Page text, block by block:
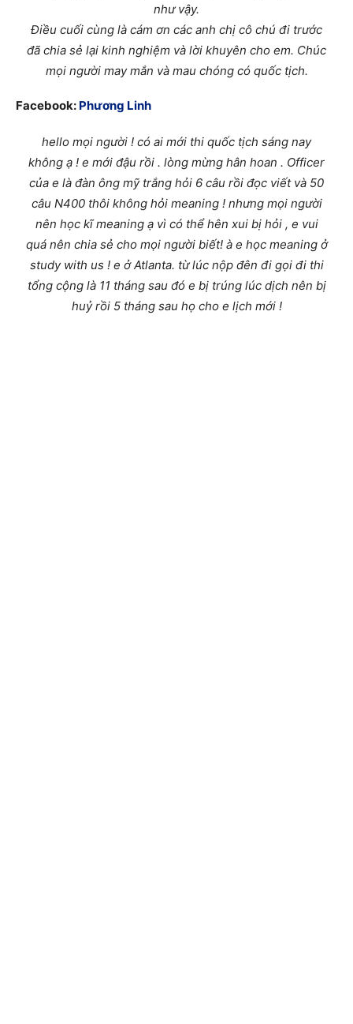
như vậy.
Điều cuối cùng là cám ơn các anh chị cô chú đi trước
đã chia sẻ lại kinh nghiệm và lời khuyên cho em. Chúc
mọi người may mắn và mau chóng có quốc tịch.
Facebook: Phương Linh
hello mọi người ! có ai mới thi quốc tịch sáng nay
không ạ ! e mới đậu rồi . lòng mừng hân hoan . Officer
của e là đàn ông mỹ trắng hỏi 6 câu rồi đọc viết và 50
câu N400 thôi không hỏi meaning ! nhưng mọi người
nên học kĩ meaning ạ vì có thể hên xui bị hỏi , e vui
quá nên chia sẻ cho mọi người biết! à e học meaning ở
study with us ! e ở Atlanta. từ lúc nộp đên đi gọi đi thi
tổng cộng là 11 tháng sau đó e bị trúng lúc dịch nên bị
huỷ rồi 5 tháng sau họ cho e lịch mới !